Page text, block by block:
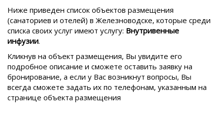
Ниже приведен список объектов размещения
(санаториев и отелей) в Железноводске, которые среди
списка своих услуг имеют услугу: Внутривенные
инфузии.
Кликнув на объект размещения, Вы увидите его
подробное описание и сможете оставить заявку на
бронирование, а если у Вас возникнут вопросы, Вы
всегда сможете задать их по телефонам, указанным на
странице объекта размещения